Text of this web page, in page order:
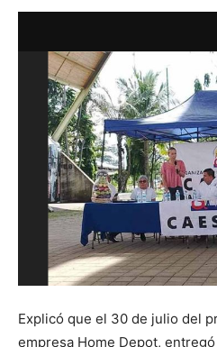
Explicó que el 30 de julio del
empresa Home Depot,